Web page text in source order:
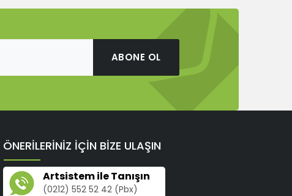
ABONE OL
ÖNERİLERİNİZ İÇİN BİZE ULAŞIN
Artsistem ile Tanışın
(0212) 552 52 42 (Pbx)